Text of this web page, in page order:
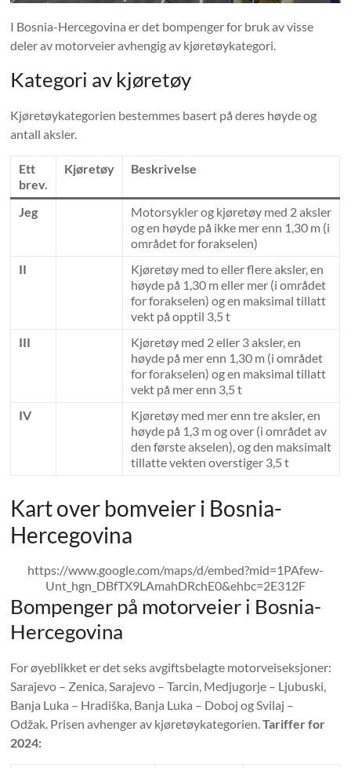
I Bosnia-Hercegovina er det bompenger for bruk av visse
deler av motorveier avhengig av kjøretøykategori.
Kategori av kjøretøy
Kjøretøykategorien bestemmes basert på deres høyde og
antall aksler.
Ett
brev.
Kjøretøy Beskrivelse
Jeg
Motorsykler og kjøretøy med 2 aksler
og en høyde på ikke mer enn 1,30 m (i
området for forakselen)
II
Kjøretøy med to eller flere aksler, en
høyde på 1,30 m eller mer (i området
for forakselen) og en maksimal tillatt
vekt på opptil 3,5 t
III
Kjøretøy med 2 eller 3 aksler, en
høyde på mer enn 1,30 m (i området
for forakselen) og en maksimal tillatt
vekt på mer enn 3,5 t
IV
Kjøretøy med mer enn tre aksler, en
høyde på 1,3 m og over (i området av
den første akselen), og den maksimalt
tillatte vekten overstiger 3,5 t
Kart over bomveier i Bosnia-
Hercegovina
https://www.google.com/maps/d/embed?mid=1PAfew-
Unt_hgn_DBfTX9LAmahDRchE0&ehbc=2E312F
Bompenger på motorveier i Bosnia-
Hercegovina
For øyeblikket er det seks avgiftsbelagte motorveiseksjoner:
Sarajevo – Zenica, Sarajevo – Tarcin, Medjugorje – Ljubuski,
Banja Luka – Hradiška, Banja Luka – Doboj og Svilaj –
Odžak. Prisen avhenger av kjøretøykategorien.Tariffer for
2024: